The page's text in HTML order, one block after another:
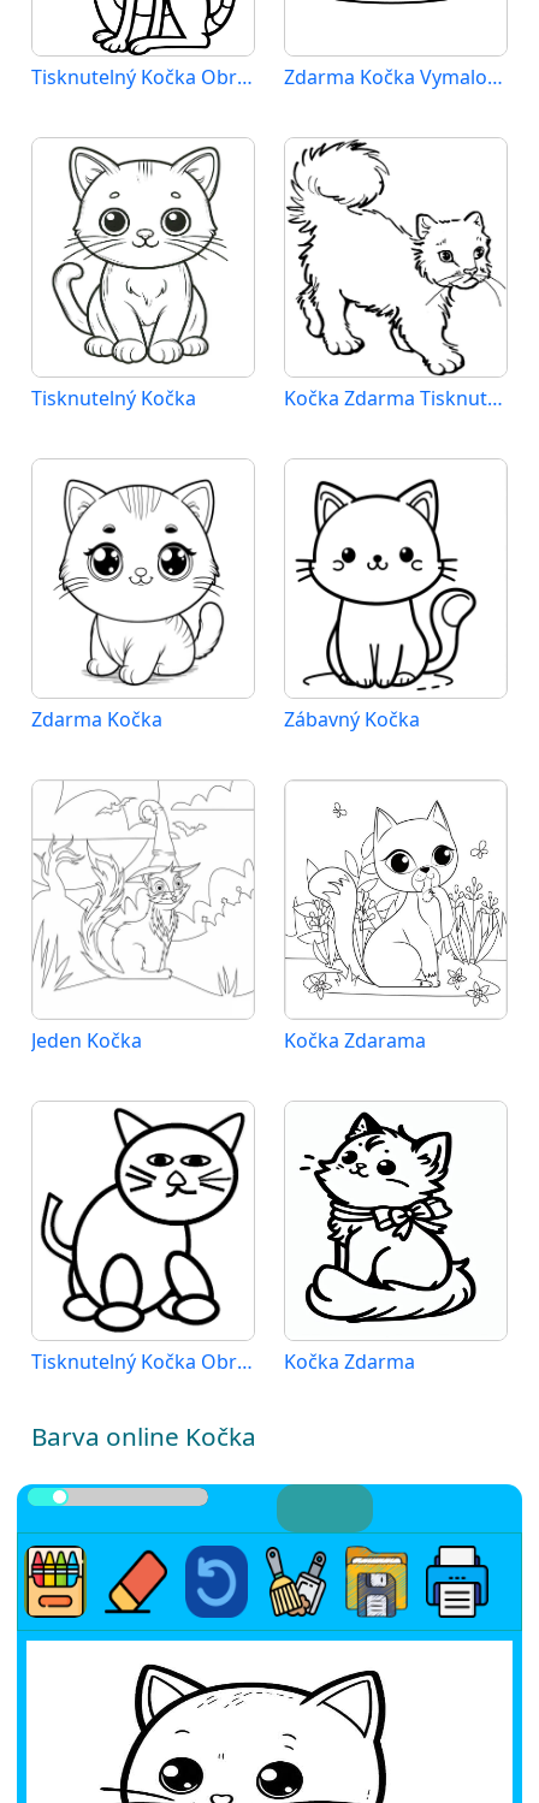
Tisknutelný Kočka Obrázek pro Děti Zdarma Kočka Vymalovatelné
Tisknutelný Kočka Kočka Zdarma Tisknutelný
Zdarma Kočka Zábavný Kočka
Jeden Kočka Kočka Zdarama
Tisknutelný Kočka Obrázek Kočka Zdarma
Barva online Kočka